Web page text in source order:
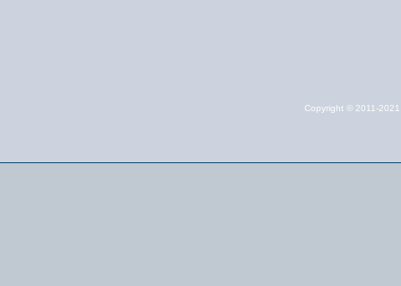
Copyright © 2011-